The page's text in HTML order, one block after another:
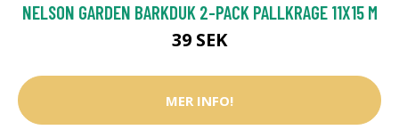
NELSON GARDEN BARKDUK 2-PACK PALLKRAGE 11X15 M
39 SEK
MER INFO!